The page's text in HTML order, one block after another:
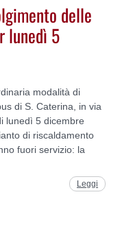
delle
lunedì 5
modalità di
di S. Caterina, in via
lunedì 5 dicembre
di riscaldamento
fuori servizio: la
Leggi